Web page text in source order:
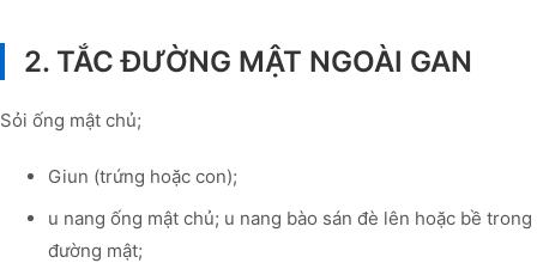
2. TẮC ĐƯỜNG MẬT NGOÀI GAN
Sỏi ống mật chủ;
Giun (trứng hoặc con);
u nang ống mật chủ; u nang bào sán đè lên hoặc bề trong
đường mật;